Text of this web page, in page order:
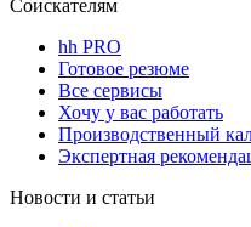
Соискателям
hh PRO
Готовое резюме
Все сервисы
Хочу у вас работать
Производственный
Экспертная
Новости и статьи